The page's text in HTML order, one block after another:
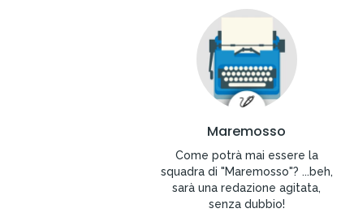
Maremosso
Come potrà mai essere la
squadra di "Maremosso"? ...beh,
sarà una redazione agitata,
senza dubbio!